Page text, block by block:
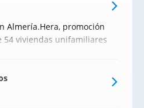
Almería.Hera, promoción
54 viviendas unifamiliares
con parcela
arquitectura crea
y modernos.